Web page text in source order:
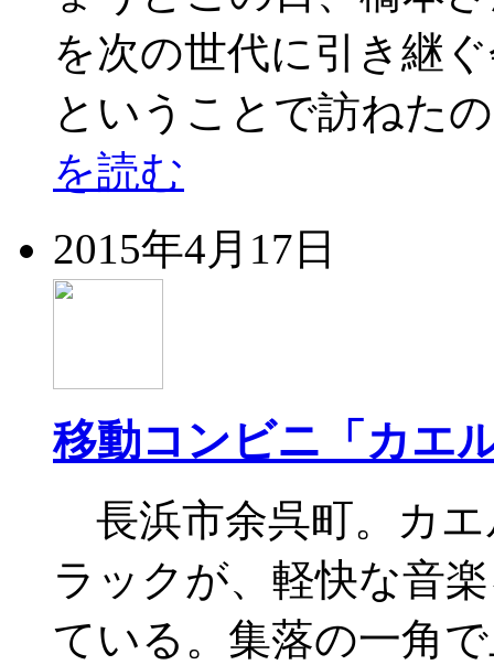
を次の世代に引き継
ということで訪ねた
を読む
2015年4月17日
移動コンビニ「カエ
長浜市余呉町。カ
ラックが、軽快な音
ている。集落の一角